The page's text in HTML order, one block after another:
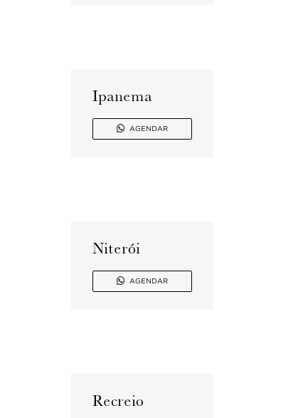
Ipanema
 AGENDAR
Niterói
 AGENDAR
Recreio